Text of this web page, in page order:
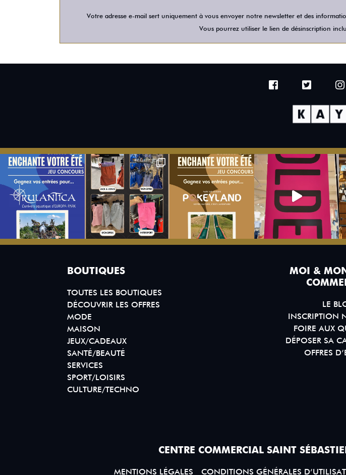
Votre adresse e-mail sert uniquement à vous envoyer notre newsletter et des
Vous pourrez utiliser le lien de désinscription
BOUTIQUES
TOUTES LES BOUTIQUES
DÉCOUVRIR LES OFFRES
MODE
MAISON
JEUX/CADEAUX
SANTÉ/BEAUTÉ
SERVICES
SPORT/LOISIRS
CULTURE/TECHNO
MOI &
LE
INSCRIPTION
FOIRE AUX
DÉPOSER SA
OFFRES
CENTRE COMMERCIAL SAINT
MENTIONS LÉGALES CONDITIONS GÉNÉRALES